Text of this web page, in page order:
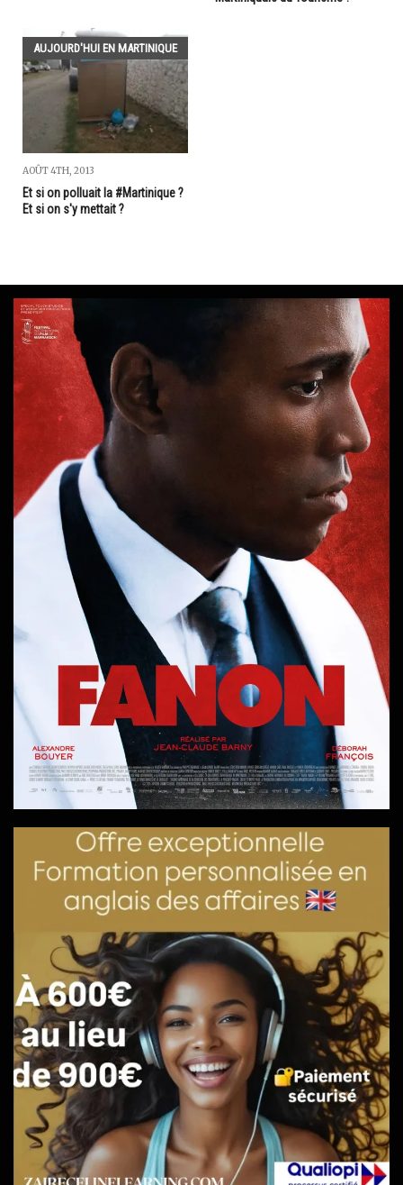
AUJOURD'HUI EN MARTINIQUE
AOÛT 4TH, 2013
Et si on polluait la #Martinique ?
Et si on s'y mettait ?